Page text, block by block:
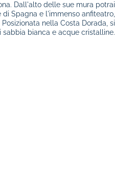
Dall'alto delle sue mura potrai
Spagna e l'immenso anfiteatro,
nella Costa Dorada, si
bianca e acque cristalline.